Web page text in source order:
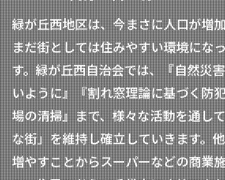
緑が丘西地区は、今まさに人口が増
まだ街としては住みやすい環境にな
す。緑が丘西自治会では、『自然災
いように』『割れ窓理論に基づく防
場の清掃』まで、様々な活動を通し
な街」を維持し確立していきます。
増やすことからスーパーなどの商業